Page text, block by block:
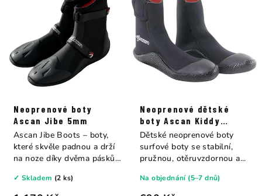
Neoprenové boty
Ascan Jibe 5mm
✓ Skladem (2 ks)
Ascan Jibe Boots – boty,
které skvěle padnou a drží
na noze díky dvěma páskům
Neoprenové dětské
boty Ascan Kiddy
boots 4mm
Na objednání (5–7 dnů)
Dětské neoprenové boty
surfové boty se stabilní,
pružnou, otěruvzdornou a...